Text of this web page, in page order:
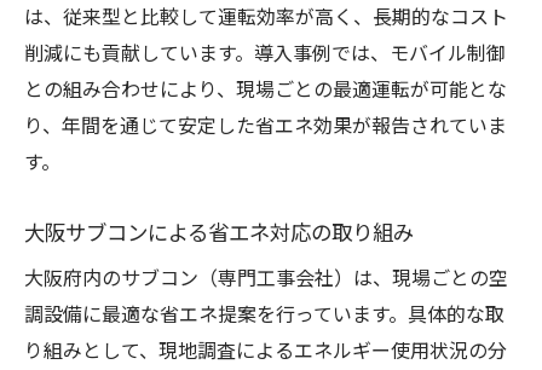
は、従来型と比較して運転効率が高く、長期的なコスト
削減にも貢献しています。導入事例では、モバイル制御
との組み合わせにより、現場ごとの最適運転が可能とな
り、年間を通じて安定した省エネ効果が報告されていま
す。
大阪サブコンによる省エネ対応の取り組み
大阪府内のサブコン（専門工事会社）は、現場ごとの空
調設備に最適な省エネ提案を行っています。具体的な取
り組みとして、現地調査によるエネルギー使用状況の分